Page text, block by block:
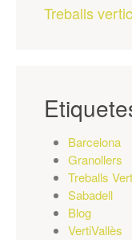
Treballs
Barcelona
Granollers
Treballs
Sabadell
Blog
VertiVallès